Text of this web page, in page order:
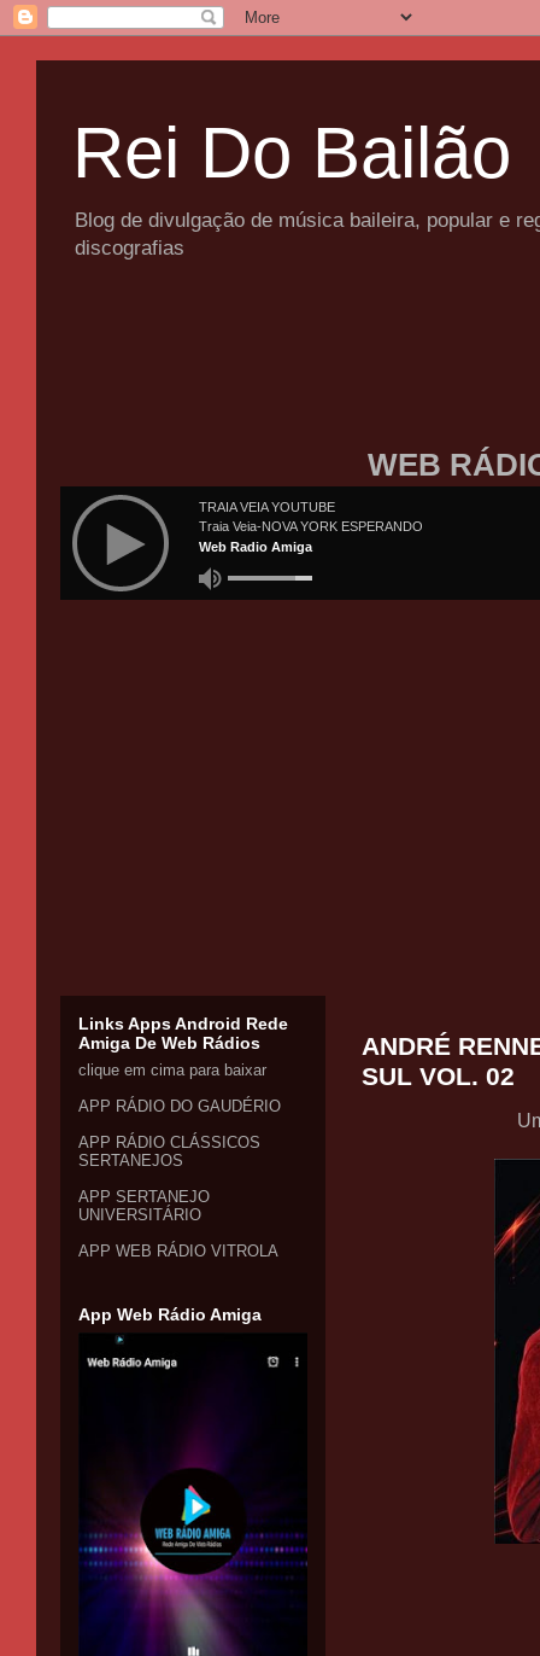
Rei Do Bailão
Blog de divulgação de música baileira, popular e
discografias
WEB
ANDRÉ
SUL VOL. 02
Links Apps Android Rede
Amiga De Web Rádios
clique em cima para baixar
APP RÁDIO DO GAUDÉRIO
APP RÁDIO CLÁSSICOS
SERTANEJOS
APP SERTANEJO
UNIVERSITÁRIO
APP WEB RÁDIO VITROLA
App Web Rádio Amiga